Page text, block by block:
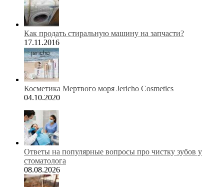
Как продать стиральную машину на запчасти?
17.11.2016
Косметика Мертвого моря Jericho Cosmetics
04.10.2020
Ответы на популярные вопросы про чистку зубов у
стоматолога
08.08.2026